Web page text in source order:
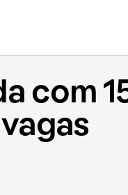
com